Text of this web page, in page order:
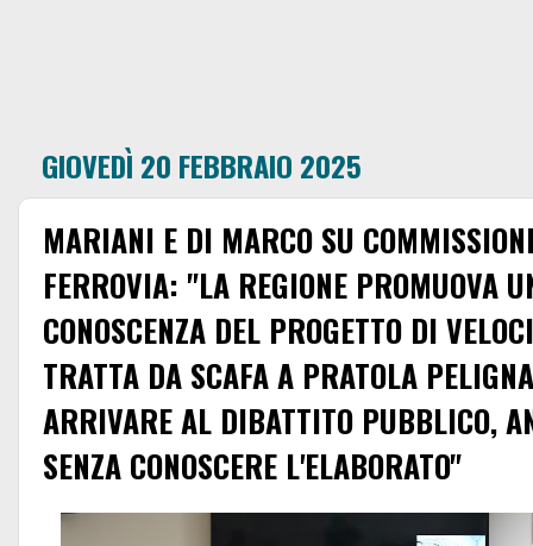
GIOVEDÌ 20 FEBBRAIO 2025
MARIANI E DI MARCO SU
FERROVIA: "LA REGIONE PROMUOVA
CONOSCENZA DEL PROGETTO DI
TRATTA DA SCAFA A PRATOLA
ARRIVARE AL DIBATTITO PUBBLICO,
SENZA CONOSCERE L'ELABORATO"